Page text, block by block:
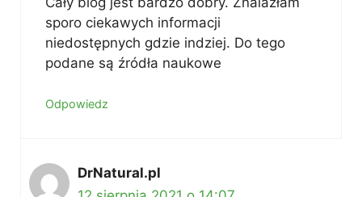
sporo ciekawych informacji
niedostępnych gdzie indziej. Do tego
podane są źródła naukowe
Odpowiedz
DrNatural.pl